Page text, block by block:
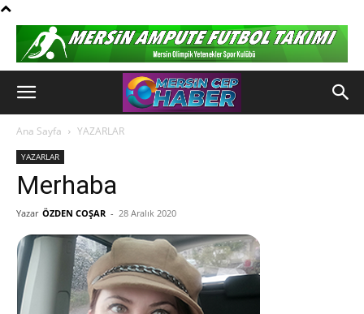
Ana Sayfa YAZARLAR
YAZARLAR
Merhaba
Yazar ÖZDEN COŞAR - 28 Aralık 2020